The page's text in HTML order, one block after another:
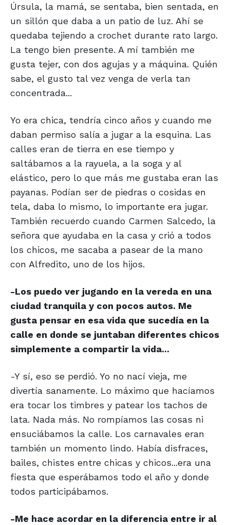
Úrsula, la mamá, se sentaba, bien sentada, en
un sillón que daba a un patio de luz. Ahí se
quedaba tejiendo a crochet durante rato largo.
La tengo bien presente. A mí también me
gusta tejer, con dos agujas y a máquina. Quién
sabe, el gusto tal vez venga de verla tan
concentrada...
Yo era chica, tendría cinco años y cuando me
daban permiso salía a jugar a la esquina. Las
calles eran de tierra en ese tiempo y
saltábamos a la rayuela, a la soga y al
elástico, pero lo que más me gustaba eran las
payanas. Podían ser de piedras o cosidas en
tela, daba lo mismo, lo importante era jugar.
También recuerdo cuando Carmen Salcedo, la
señora que ayudaba en la casa y crió a todos
los chicos, me sacaba a pasear de la mano
con Alfredito, uno de los hijos.
-Los puedo ver jugando en la vereda en una
ciudad tranquila y con pocos autos. Me
gusta pensar en esa vida que sucedía en la
calle en donde se juntaban diferentes chicos
simplemente a compartir la vida...
-Y sí, eso se perdió. Yo no nací vieja, me
divertía sanamente. Lo máximo que hacíamos
era tocar los timbres y patear los tachos de
lata. Nada más. No rompíamos las cosas ni
ensuciábamos la calle. Los carnavales eran
también un momento lindo. Había disfraces,
bailes, chistes entre chicas y chicos...era una
fiesta que esperábamos todo el año y donde
todos participábamos.
-Me hace acordar en la diferencia entre ir al